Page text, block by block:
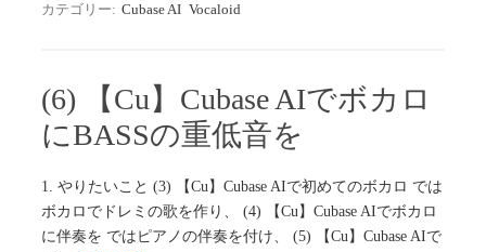
カテゴリー: Cubase AI Vocaloid
(6) 【Cu】Cubase AIでボカロ
にBASSの重低音を
1. やりたいこと (3) 【Cu】Cubase AIで初めてのボカロ では
ボカロでドレミの歌を作り、 (4) 【Cu】Cubase AIでボカロ
に伴奏を ではピアノの伴奏を付け、 (5) 【Cu】Cubase AIで